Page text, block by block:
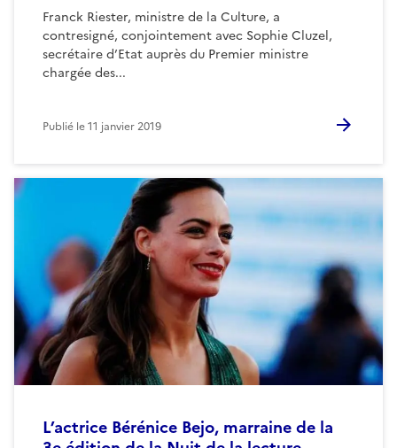
Franck Riester, ministre de la Culture, a
contresigné, conjointement avec Sophie Cluzel,
secrétaire d’Etat auprès du Premier ministre
chargée des...
Publié le11 janvier 2019
L’actrice Bérénice Bejo, marraine de la